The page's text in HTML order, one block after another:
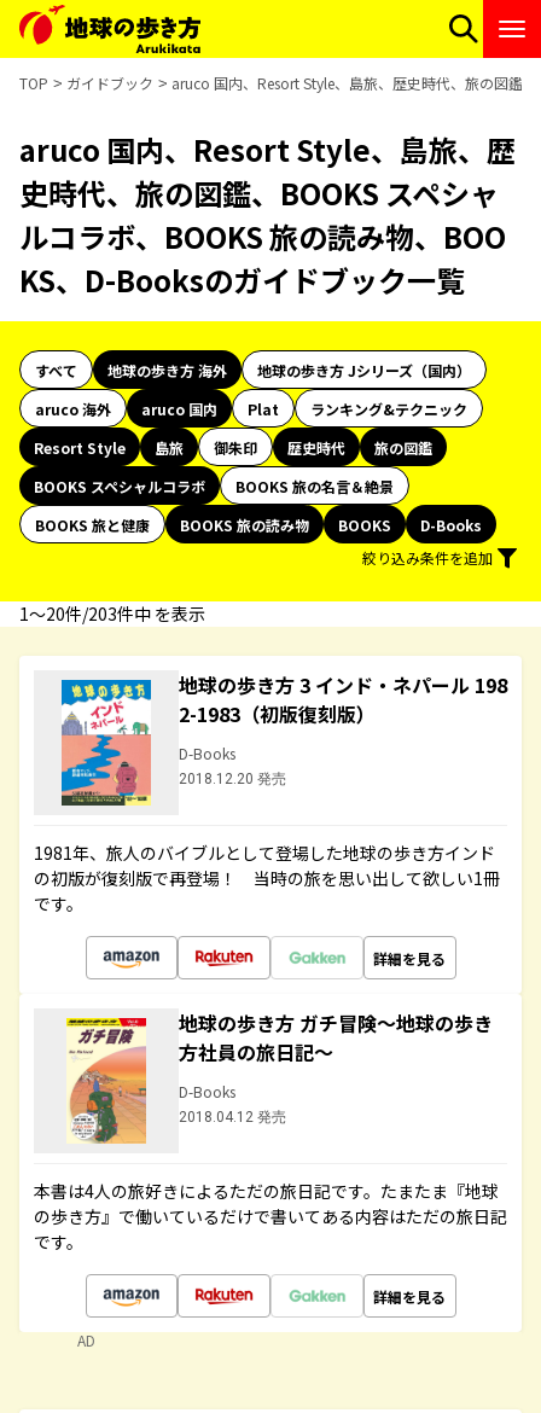
TOP ガイドブック aruco 国内、Resort Style、島旅、歴史時代、旅の図鑑
aruco 国内、Resort Style、島旅、歴
史時代、旅の図鑑、BOOKS スペシャ
ルコラボ、BOOKS 旅の読み物、BOO
KS、D-Booksのガイドブック一覧
すべて 地球の歩き方 海外
地球の歩き方 Jシリーズ（国内）
aruco 海外
aruco 国内 Plat
ランキング&テクニック
Resort Style
島旅 御朱印 歴史時代
旅の図鑑
BOOKS スペシャルコラボ
BOOKS 旅の名言＆絶景
BOOKS 旅と健康
BOOKS 旅の読み物 BOOKS
D-Books
絞り込み条件を追加
1〜20件/203件中 を表示
地球の歩き方 3 インド・ネパール 198
2-1983（初版復刻版）
D-Books
2018.12.20 発売
1981年、旅人のバイブルとして登場した地球の歩き方インド
の初版が復刻版で再登場！ 当時の旅を思い出して欲しい1冊
です。
詳細を見る
地球の歩き方 ガチ冒険～地球の歩き
方社員の旅日記～
D-Books
2018.04.12 発売
本書は4人の旅好きによるただの旅日記です。たまたま『地球
の歩き方』で働いているだけで書いてある内容はただの旅日記
です。
詳細を見る
AD